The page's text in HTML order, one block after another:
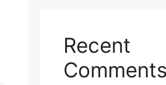
Recent
Comments